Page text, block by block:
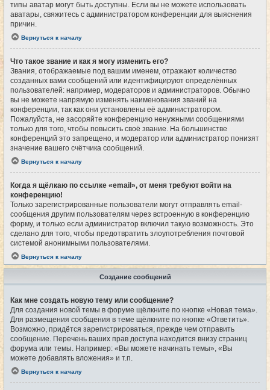
типы аватар могут быть доступны. Если вы не можете использовать
аватары, свяжитесь с администратором конференции для выяснения
причин.
Вернуться к началу
Что такое звание и как я могу изменить его?
Звания, отображаемые под вашим именем, отражают количество
созданных вами сообщений или идентифицируют определённых
пользователей: например, модераторов и администраторов. Обычно
вы не можете напрямую изменять наименования званий на
конференции, так как они установлены её администратором.
Пожалуйста, не засоряйте конференцию ненужными сообщениями
только для того, чтобы повысить своё звание. На большинстве
конференций это запрещено, и модератор или администратор понизят
значение вашего счётчика сообщений.
Вернуться к началу
Когда я щёлкаю по ссылке «email», от меня требуют войти на
конференцию!
Только зарегистрированные пользователи могут отправлять email-
сообщения другим пользователям через встроенную в конференцию
форму, и только если администратор включил такую возможность. Это
сделано для того, чтобы предотвратить злоупотребления почтовой
системой анонимными пользователями.
Вернуться к началу
Создание сообщений
Как мне создать новую тему или сообщение?
Для создания новой темы в форуме щёлкните по кнопке «Новая тема».
Для размещения сообщения в теме щёлкните по кнопке «Ответить».
Возможно, придётся зарегистрироваться, прежде чем отправить
сообщение. Перечень ваших прав доступа находится внизу страниц
форума или темы. Например: «Вы можете начинать темы», «Вы
можете добавлять вложения» и т.п.
Вернуться к началу